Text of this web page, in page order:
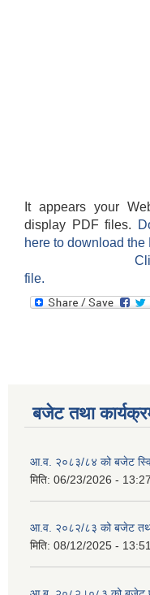
It appears your
display PDF files.
here to download the
file.
बजेट तथा
आ.व. २०८३/८४ को बजेट
मिति: 06/23/2026 - 13:27
आ.व. २०८२/८३ को बजेट
मिति: 08/12/2025 - 13:51